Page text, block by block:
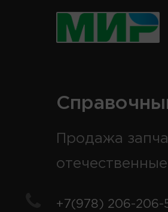
Продажа
+7(978) 206-206-